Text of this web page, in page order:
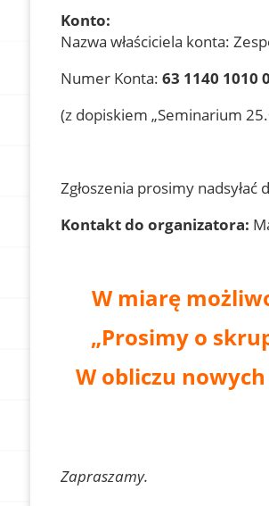
Konto:
Nazwa właściciela konta:
Numer Konta: 63 1140 1010
(z dopiskiem „Seminarium
Zgłoszenia prosimy nadsyłać
Kontakt do organizatora:
W miarę
„Prosimy o
W obliczu
Zapraszamy.